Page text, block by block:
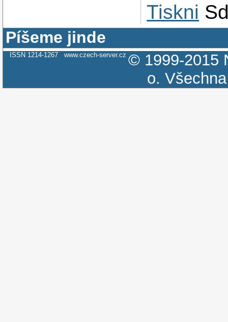
Tiskni
Píšeme jinde
ISSN 1214-1267 www.czech-server.cz © 1999-2015
o.